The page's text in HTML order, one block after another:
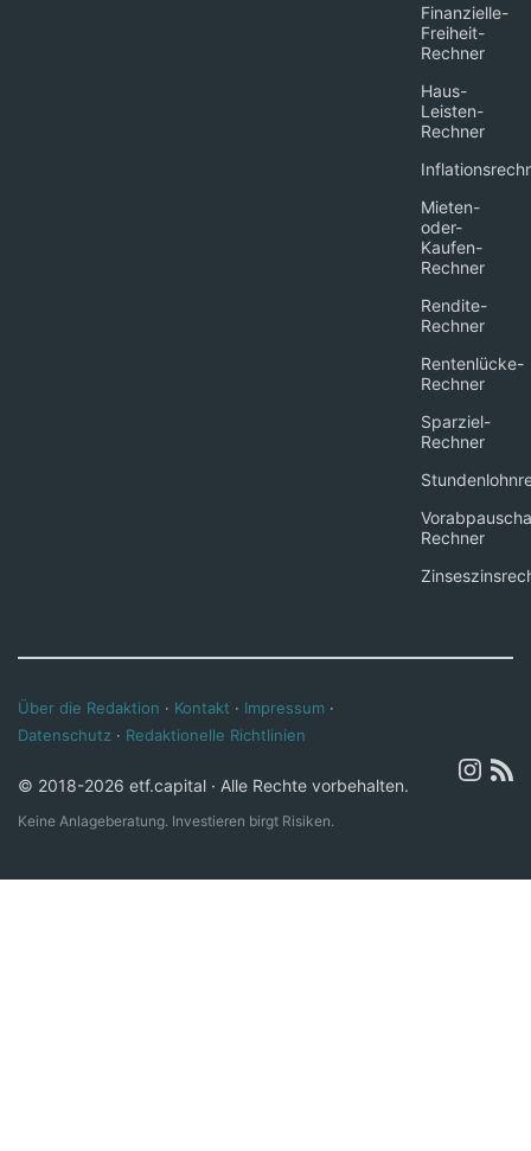
Finanzielle-
Freiheit-
Rechner
Haus-
Leisten-
Rechner
Mieten-
oder-
Kaufen-
Rechner
Rendite-
Rechner
Rentenlücke-
Rechner
Sparziel-
Rechner
Rechner
Über die Redaktion · Kontakt · Impressum ·
Datenschutz · Redaktionelle Richtlinien
© 2018-2026 etf.capital · Alle Rechte vorbehalten.
Keine Anlageberatung. Investieren birgt Risiken.